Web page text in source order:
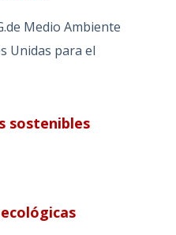
Medio Ambiente
Unidas para el
sostenibles